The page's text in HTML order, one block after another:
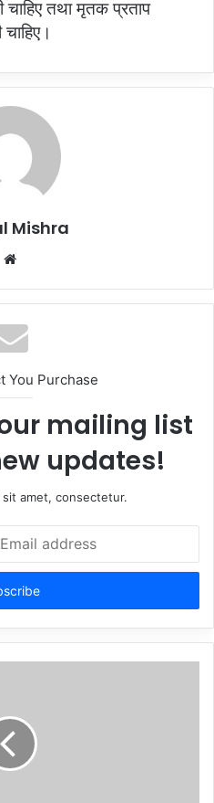
चाहिए तथा मृतक प्रताप
Mishra
Website
You Purchase
mailing list
updates!
amet, consectetur.